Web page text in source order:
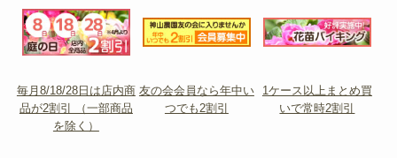
毎月8/18/28日は店内商
品が2割引 （一部商品
を除く）
友の会会員なら年中い
つでも2割引
1ケース以上まとめ買
いで常時2割引